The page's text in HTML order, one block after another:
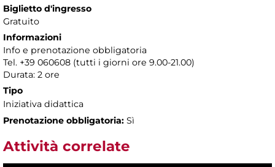
Biglietto d'ingresso
Gratuito
Informazioni
Info e prenotazione obbligatoria
Tel. +39 060608 (tutti i giorni ore 9.00-21.00)
Durata: 2 ore
Tipo
Iniziativa didattica
Prenotazione obbligatoria: Sì
Attività correlate